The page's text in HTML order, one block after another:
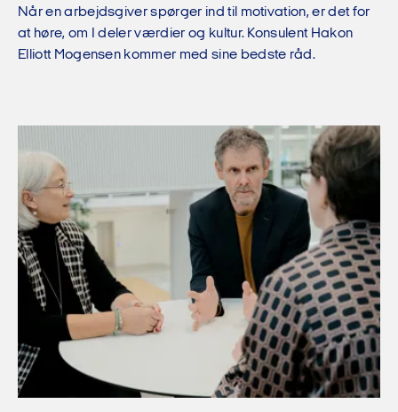
Når en arbejdsgiver spørger ind til motivation, er det for
at høre, om I deler værdier og kultur. Konsulent Hakon
Elliott Mogensen kommer med sine bedste råd.